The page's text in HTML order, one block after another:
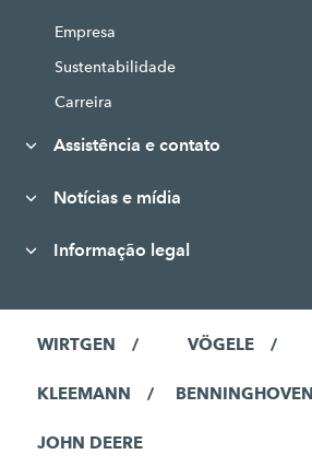
Empresa
Sustentabilidade
Carreira
Assistência e contato
Notícias e mídia
Informação legal
WIRTGEN VÖGELE
KLEEMANN BENNINGHOVEN
JOHN DEERE